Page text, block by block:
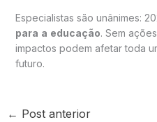
Especialistas são unânimes:
para a educação. Sem
impactos podem afetar toda
futuro.
← Post anterior